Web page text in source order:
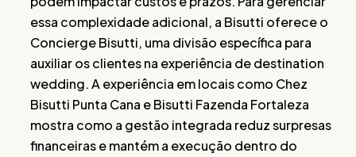
essa complexidade adicional, a Bisutti oferece o
Concierge Bisutti, uma divisão específica para
auxiliar os clientes na experiência de destination
wedding. A experiência em locais como Chez
Bisutti Punta Cana e Bisutti Fazenda Fortaleza
mostra como a gestão integrada reduz surpresas
financeiras e mantém a execução dentro do